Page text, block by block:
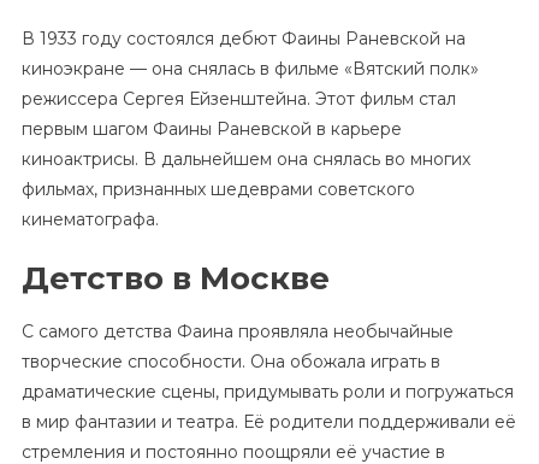
В 1933 году состоялся дебют Фаины Раневской на
киноэкране — она снялась в фильме «Вятский полк»
режиссера Сергея Ейзенштейна. Этот фильм стал
первым шагом Фаины Раневской в карьере
киноактрисы. В дальнейшем она снялась во многих
фильмах, признанных шедеврами советского
кинематографа.
Детство в Москве
С самого детства Фаина проявляла необычайные
творческие способности. Она обожала играть в
драматические сцены, придумывать роли и погружаться
в мир фантазии и театра. Её родители поддерживали её
стремления и постоянно поощряли её участие в